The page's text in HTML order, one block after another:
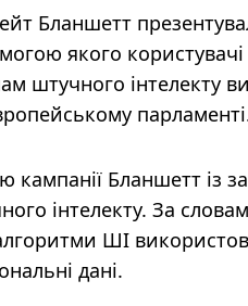
Бланшетт
якого
штучного інтелекту
кампанії Бланшетт
інтелекту. За
ШІ
дані.